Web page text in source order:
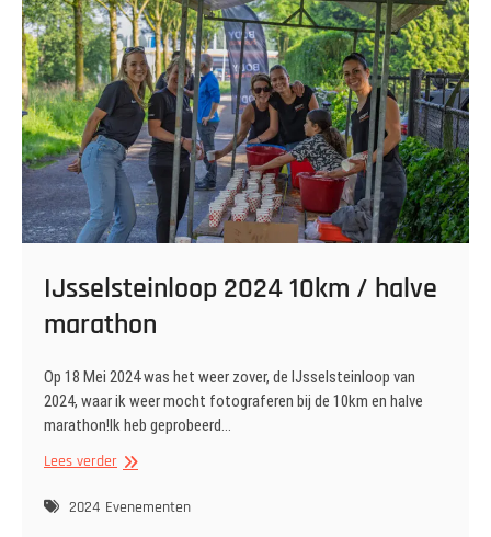
IJsselsteinloop 2024 10km / halve
marathon
Op 18 Mei 2024 was het weer zover, de IJsselsteinloop van
2024, waar ik weer mocht fotograferen bij de 10km en halve
marathon!Ik heb geprobeerd…
Lees verderIJsselsteinloop
10km
2024 Evenementen